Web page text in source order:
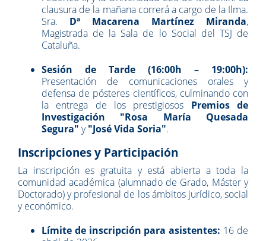
clausura de la mañana correrá a cargo de la Ilma.
Sra. Dª Macarena Martínez Miranda,
Magistrada de la Sala de lo Social del TSJ de
Cataluña.
Sesión de Tarde (16:00h – 19:00h):
Presentación de comunicaciones orales y
defensa de pósteres científicos, culminando con
la entrega de los prestigiosos Premios de
Investigación "Rosa María Quesada
Segura" y"José Vida Soria".
Inscripciones y Participación
La inscripción es gratuita y está abierta a toda la
comunidad académica (alumnado de Grado, Máster y
Doctorado) y profesional de los ámbitos jurídico, social
y económico.
Límite de inscripción para asistentes: 16 de